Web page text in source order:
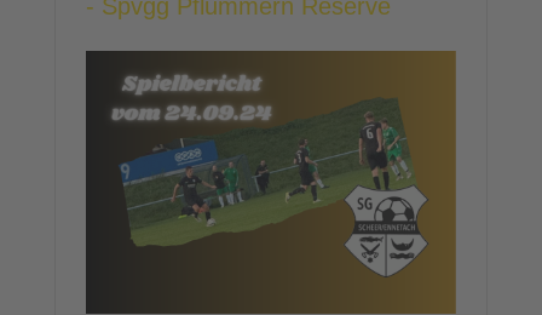
- Spvgg Pflummern Reserve